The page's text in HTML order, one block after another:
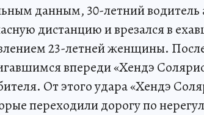
данным, 30-летний водитель
дистанцию и врезался в
23-летней женщины.
впереди «Хендэ
От этого удара «Хендэ
переходили дорогу по